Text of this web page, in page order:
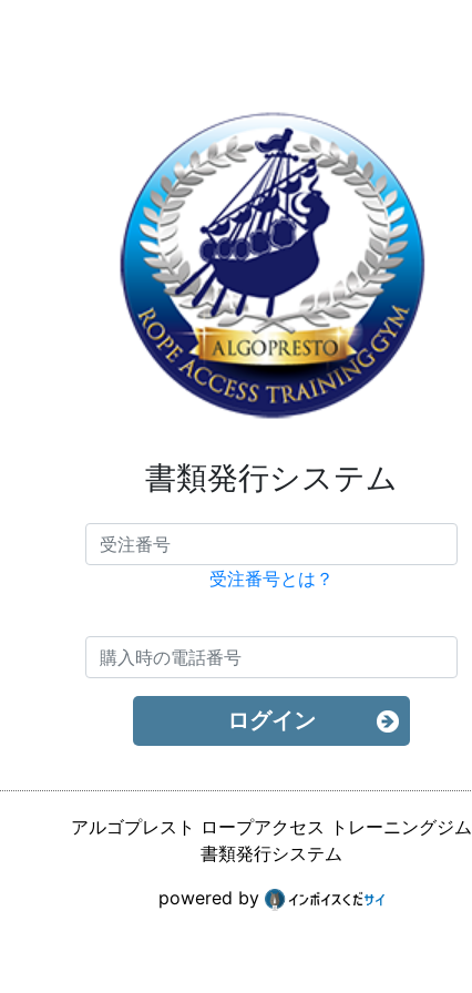
書類発行システム
受注番号とは？
ログイン
アルゴプレスト ロープアクセス トレーニングジム
書類発行システム
powered by